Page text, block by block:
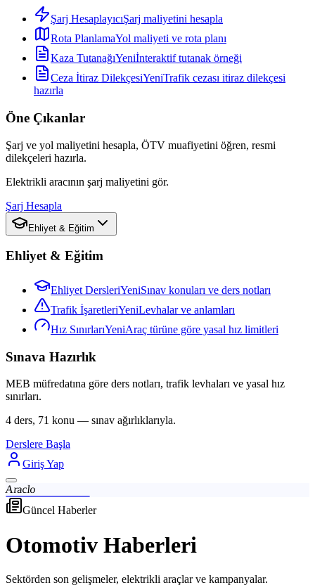
Şarj HesaplayıcıŞarj maliyetini hesapla
Rota PlanlamaYol maliyeti ve rota planı
Kaza TutanağıYeniİnteraktif tutanak örneği
Ceza İtiraz DilekçesiYeniTrafik cezası itiraz dilekçesi
hazırla
Öne Çıkanlar
Şarj ve yol maliyetini hesapla, ÖTV muafiyetini öğren, resmi
dilekçeleri hazırla.
Elektrikli aracının şarj maliyetini gör.
Şarj Hesapla
Ehliyet & Eğitim
Ehliyet & Eğitim
Ehliyet DersleriYeniSınav konuları ve ders notları
Trafik İşaretleriYeniLevhalar ve anlamları
Hız SınırlarıYeniAraç türüne göre yasal hız limitleri
Sınava Hazırlık
MEB müfredatına göre ders notları, trafik levhaları ve yasal hız
sınırları.
4 ders, 71 konu — sınav ağırlıklarıyla.
Derslere Başla
Giriş Yap
Araclo
Güncel Haberler
Otomotiv Haberleri
Sektörden son gelişmeler, elektrikli araçlar ve kampanyalar.